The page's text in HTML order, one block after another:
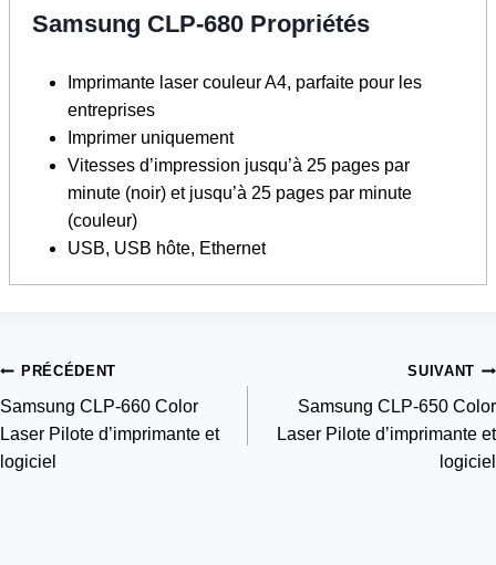
Samsung CLP-680 Propriétés
Imprimante laser couleur A4, parfaite pour les
entreprises
Imprimer uniquement
Vitesses d’impression jusqu’à 25 pages par
minute (noir) et jusqu’à 25 pages par minute
(couleur)
USB, USB hôte, Ethernet
Navigation
de
l’article
PRÉCÉDENT
Samsung CLP-660 Color
Laser Pilote d’imprimante et
logiciel
SUIVANT
Samsung CLP-650 Color
Laser Pilote d’imprimante et
logiciel